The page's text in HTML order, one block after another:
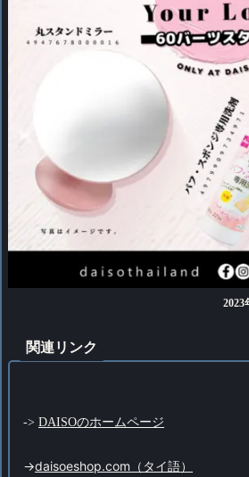
2023
関連リンク
-> DAISOのホームページ
->daisoeshop.com（タイ語）